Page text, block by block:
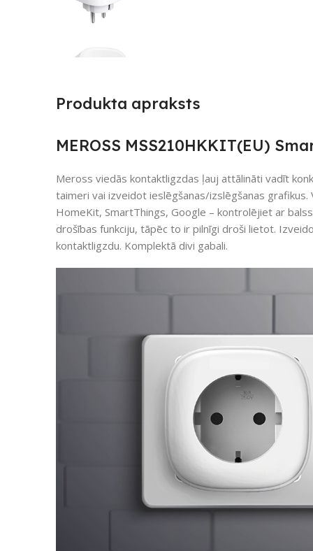
Produkta apraksts
MEROSS MSS210HKKIT(EU)
Meross viedās kontaktligzdas ļauj attālināti vadīt
taimeri vai izveidot ieslēgšanas/izslēgšanas grafikus.
HomeKit, SmartThings, Google – kontrolējiet ar
drošības funkciju, tāpēc to ir pilnīgi droši lietot.
kontaktligzdu. Komplektā divi gabali.